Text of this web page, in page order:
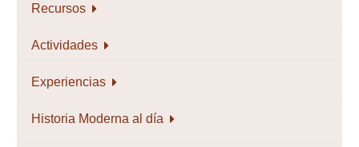
Recursos
Actividades
Experiencias
Historia Moderna al día